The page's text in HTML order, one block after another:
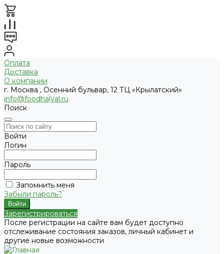
Оплата
Доставка
О компании
г. Москва , Осенний бульвар, 12 ТЦ «Крылатский»
info@foodhalyal.ru
Поиск
Войти
Логин
Пароль
Запомнить меня
Забыли пароль?
Зарегистрироваться
После регистрации на сайте вам будет доступно
отслеживание состояния заказов, личный кабинет и
другие новые возможности